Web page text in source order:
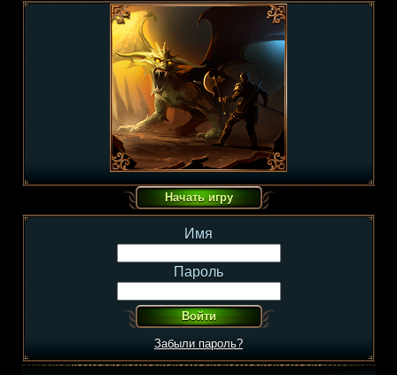
Имя
Пароль
Забыли пароль?